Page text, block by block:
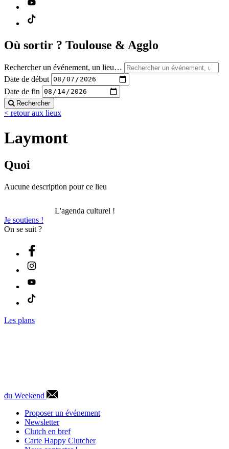
Où sortir ? Toulouse & Agglo
Rechercher un événement, un lieu…
Date de début
Date de fin
Rechercher
< retour aux lieux
Laymont
Quoi
Aucune description pour ce lieu
L'agenda culturel !
Je soutiens !
On se suit ?
Les plans
du Weekend
Proposer un événement
Newsletter
Clutch en bref
Carte Happy Clutcher